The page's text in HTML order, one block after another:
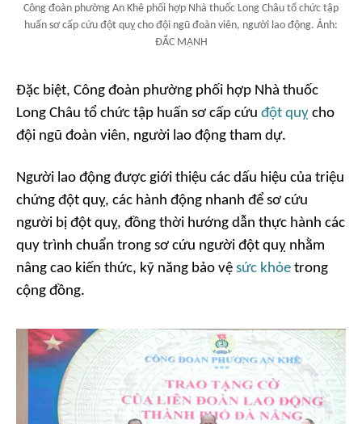
Công đoàn phường An Khê phối hợp Nhà thuốc Long Châu tổ chức tập
huấn sơ cấp cứu đột quỵ cho đội ngũ đoàn viên, người lao động. Ảnh:
ĐẮC MẠNH
Đặc biệt, Công đoàn phường phối hợp Nhà thuốc
Long Châu tổ chức tập huấn sơ cấp cứu đột quỵ cho
đội ngũ đoàn viên, người lao động tham dự.
Người lao động được giới thiệu các dấu hiệu của triệu
chứng đột quỵ, các hành động nhanh để sơ cứu
người bị đột quỵ, đồng thời hướng dẫn thực hành các
quy trình chuẩn trong sơ cứu người đột quỵ nhằm
nâng cao kiến thức, kỹ năng bảo vệ sức khỏe trong
cộng đồng.